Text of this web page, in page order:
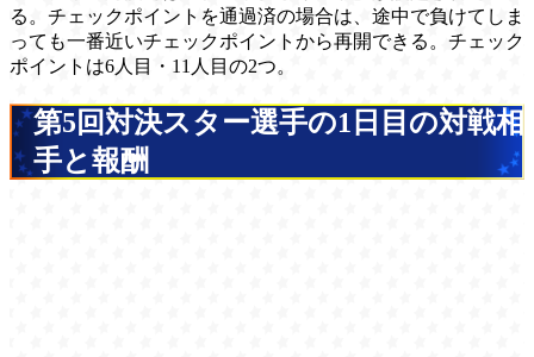
る。チェックポイントを通過済の場合は、途中で負けてしま
っても一番近いチェックポイントから再開できる。チェック
ポイントは6人目・11人目の2つ。
第5回対決スター選手の1日目の対戦相
手と報酬